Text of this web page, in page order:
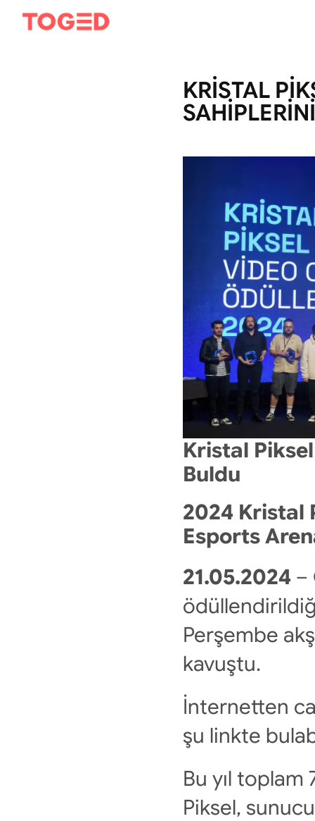
KRİSTAL
Kristal
Buldu
2024 Kristal
Esports
21.05.2024 –
Perşembe
kavuştu.
İnternetten
şu linkte
Bu yıl toplam
Piksel,